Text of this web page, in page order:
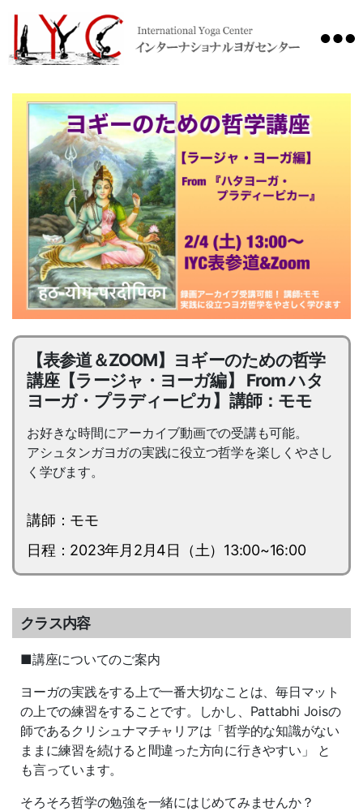
Center
【表参道＆ZOOM】ヨギーのための哲学
講座【ラージャ・ヨーガ編】 From ハタ
ヨーガ・プラディーピカ】講師：モモ
お好きな時間にアーカイブ動画での受講も可能。
アシュタンガヨガの実践に役立つ哲学を楽しくやさし
く学びます。
講師：モモ
日程：2023年月2月4日（土）13:00~16:00
クラス内容
■講座についてのご案内
ヨーガの実践をする上で一番大切なことは、毎日マット
の上での練習をすることです。しかし、Pattabhi Joisの
師であるクリシュナマチャリアは「哲学的な知識がない
ままに練習を続けると間違った方向に行きやすい」 と
も言っています。
そろそろ哲学の勉強を一緒にはじめてみませんか？